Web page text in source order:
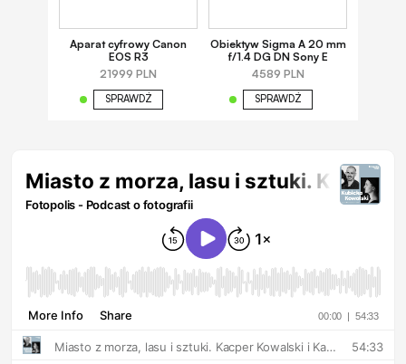
Aparat cyfrowy Canon
EOS R3
21999 PLN
SPRAWDŹ
Obiektyw Sigma A 20 mm
f/1.4 DG DN Sony E
4589 PLN
SPRAWDŹ